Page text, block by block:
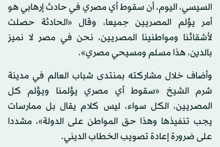
السيسي، اليوم، أن سقوط أي مصري في حادث إرهابي هو
أمر يؤلم المصريين جميعا، وقال «الحادثة حصلت
لأشقائنا ومواطنينا المصريين، نحن في مصر لا نميز
بالدين، هذا مسلم ومسيحي مصري».
وأضاف خلال مشاركته بمنتدى شباب العالم في مدينة
شرم الشيخ «سقوط أي مصري يؤلمنا ويؤلم كل
المصريين، الكل سواء، ليس كلام يقال بل ممارسات
يجب تنفيذها وهذا حق المواطن على الدولة»، مشددا
على ضرورة إعادة تصويب الخطاب الديني.